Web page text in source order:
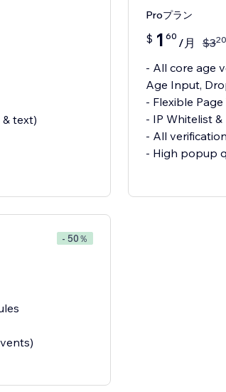
text)
Proプラン
$ 1 60 /月 $320
- All core age
Age Input,
- Flexible
- IP Whitelist
- All
- High popup
- 50％